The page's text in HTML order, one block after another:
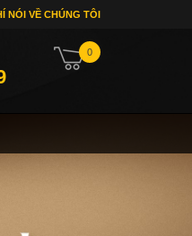
NÓI VỀ CHÚNG TÔI
0